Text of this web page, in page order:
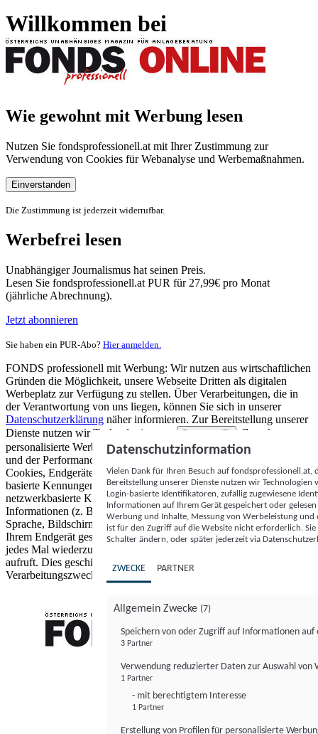
Willkommen bei
Wie gewohnt mit Werbung lesen
Nutzen Sie fondsprofessionell.at mit Ihrer Zustimmung zur
Verwendung von Cookies für Webanalyse und Werbemaßnahmen.
Einverstanden
Die Zustimmung ist jederzeit widerrufbar.
Werbefrei lesen
Unabhängiger Journalismus hat seinen Preis.
Lesen Sie fondsprofessionell.at PUR für 27,99€ pro Monat
(jährliche Abrechnung).
Jetzt abonnieren
Sie haben ein PUR-Abo? Hier anmelden.
FONDS professionell mit Werbung: Wir nutzen aus wirtschaftlichen
Gründen die Möglichkeit, unsere Webseite Dritten als digitalen
Werbeplatz zur Verfügung zu stellen. Über Verarbeitungen, die in
der Verantwortung von uns liegen, können Sie sich in unserer
Datenschutzerklärung näher informieren. Zur Bereitstellung unserer
Dienste nutzen wir Technologien von
Partnern (5)
. Zwecke:
personalisierte Werbung und Inhalte, Messung von Werbeleistung
und der Performance von Inhalten sowie Zielgruppenforschung.
Cookies, Endgeräte- oder ähnliche Online-Kennungen (z. B. login-
basierte Kennungen, zufällig generierte Kennungen,
netzwerkbasierte Kennungen) können zusammen mit anderen
Informationen (z. B. Browsertyp und Browserinformationen,
Sprache, Bildschirmgröße, unterstützte Technologien usw.) auf
Ihrem Endgerät gespeichert oder von dort ausgelesen werden, um es
jedes Mal wiederzuerkennen, wenn es eine App oder einer Webseite
aufruft. Dies geschieht für einen oder mehrere der hier aufgeführten
Verarbeitungszwecke.
Datenschutzinformation
Vielen Dank für Ihren Besuch auf
Bereitstellung unserer Dienste nutzen wir Technologien
Login-basierte Identifikatoren, zufällig zugewiesene
Informationen auf Ihrem Gerät gespeichert oder
Werbung und Inhalte, Messung von Werbeleistung
ist für den Zugriff auf die Website nicht erforderlich.
Schalter ändern, oder später jederzeit via
ZWECKE PARTNER
Allgemein Zwecke (7)
Speichern von oder Zugriff auf Informationen auf
3 Partner
Verwendung reduzierter Daten zur Auswahl von
1 Partner
- mit berechtigtem Interesse
1 Partner
Erstellung von Profilen für personalisierte
FONDS professionell